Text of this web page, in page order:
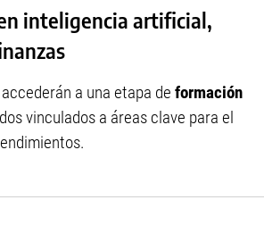
inteligencia artificial,
a una etapa de formación
vinculados a áreas clave para el